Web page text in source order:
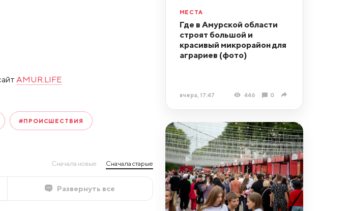
AMUR.LIFE
#ПРОИСШЕСТВИЯ
Сначала новые Сначала старые
Развернуть все
МЕСТА
Где в Амурской области
строят большой и
красивый микрорайон для
аграриев (фото)
вчера, 17:47 446 0